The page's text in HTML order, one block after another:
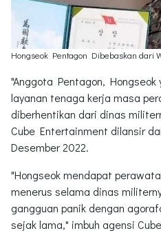
Hongseok Pentagon Dibebaskan dari
"Anggota Pentagon,
layanan tenaga kerja masa
diberhentikan dari dinas
Cube Entertainment dilansir
Desember 2022.
"Hongseok mendapat
menerus selama dinas
gangguan panik dengan
sejak lama," imbuh agensi